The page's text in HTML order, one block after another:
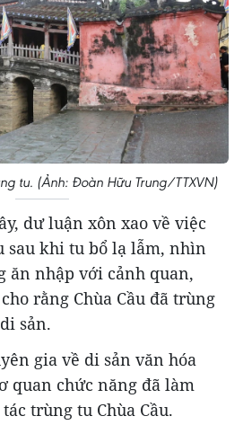
tu. (Ảnh: Đoàn Hữu Trung/TTXVN)
dư luận xôn xao về việc
sau khi tu bổ lạ lẫm, nhìn
ăn nhập với cảnh quan,
rằng Chùa Cầu đã trùng
sản.
gia về di sản văn hóa
quan chức năng đã làm
trùng tu Chùa Cầu.